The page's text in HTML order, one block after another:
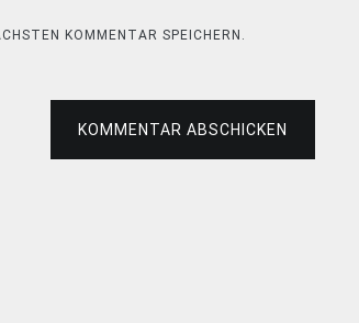
KOMMENTAR SPEICHERN.
KOMMENTAR ABSCHICKEN